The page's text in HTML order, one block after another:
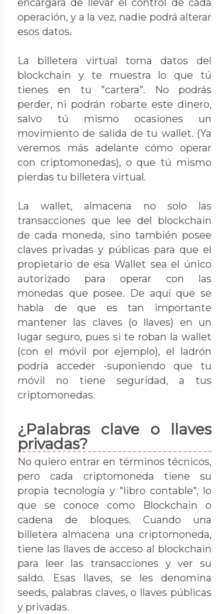
encargará de llevar el control de cada
operación, y a la vez, nadie podrá alterar
esos datos.
La billetera virtual toma datos del
blockchain y te muestra lo que tú
tienes en tu "cartera". No podrás
perder, ni podrán robarte este dinero,
salvo tú mismo ocasiones un
movimiento de salida de tu wallet. (Ya
veremos más adelante cómo operar
con criptomonedas), o que tú mismo
pierdas tu billetera virtual.
La wallet, almacena no solo las
transacciones que lee del blockchain
de cada moneda, sino también posee
claves privadas y públicas para que el
propietario de esa Wallet sea el único
autorizado para operar con las
monedas que posee. De aquí que se
habla de que es tan importante
mantener las claves (o llaves) en un
lugar seguro, pues si te roban la wallet
(con el móvil por ejemplo), el ladrón
podría acceder -suponiendo que tu
móvil no tiene seguridad, a tus
criptomonedas.
¿Palabras clave o llaves
privadas?
No quiero entrar en términos técnicos,
pero cada criptomoneda tiene su
propia tecnología y "libro contable", lo
que se conoce como Blockchain o
cadena de bloques. Cuando una
billetera almacena una criptomoneda,
tiene las llaves de acceso al blockchain
para leer las transacciones y ver su
saldo. Esas llaves, se les denomina
seeds, palabras claves, o llaves públicas
y privadas.